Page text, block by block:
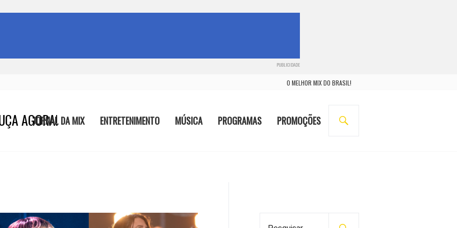
PUBLICIDADE
O MELHOR MIX DO BRASIL!
AGORA!
JORNAL DA MIX ENTRETENIMENTO MÚSICA PROGRAMAS PROMOÇÕES